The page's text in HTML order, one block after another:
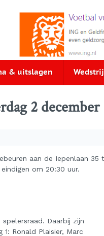
& uitslagen
2 december
aan de Iepenlaan 35
om 20:30 uur.
spelersraad. Daarbij zijn
Ronald Plaisier, Marc